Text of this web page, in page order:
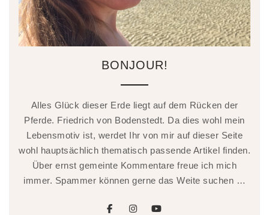
BONJOUR!
Alles Glück dieser Erde liegt auf dem Rücken der
Pferde. Friedrich von Bodenstedt. Da dies wohl mein
Lebensmotiv ist, werdet Ihr von mir auf dieser Seite
wohl hauptsächlich thematisch passende Artikel finden.
Über ernst gemeinte Kommentare freue ich mich
immer. Spammer können gerne das Weite suchen …